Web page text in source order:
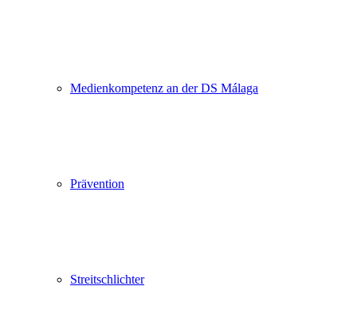
Medienkompetenz an der DS Málaga
Prävention
Streitschlichter